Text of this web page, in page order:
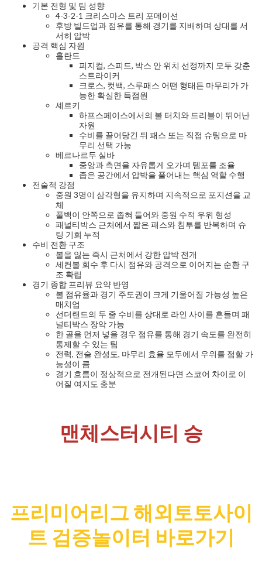
기본 전형 및 팀 성향
4-3-2-1 크리스마스 트리 포메이션
후방 빌드업과 점유를 통해 경기를 지배하며 상대를 서
서히 압박
공격 핵심 자원
홀란드
피지컬, 스피드, 박스 안 위치 선정까지 모두 갖춘
스트라이커
크로스, 컷백, 스루패스 어떤 형태든 마무리가 가
능한 확실한 득점원
셰르키
하프스페이스에서의 볼 터치와 드리블이 뛰어난
자원
수비를 끌어당긴 뒤 패스 또는 직접 슈팅으로 마
무리 선택 가능
베르나르두 실바
중앙과 측면을 자유롭게 오가며 템포를 조율
좁은 공간에서 압박을 풀어내는 핵심 역할 수행
전술적 강점
중원 3명이 삼각형을 유지하며 지속적으로 포지션을 교
체
풀백이 안쪽으로 좁혀 들어와 중원 수적 우위 형성
패널티박스 근처에서 짧은 패스와 침투를 반복하며 슈
팅 기회 누적
수비 전환 구조
볼을 잃는 즉시 근처에서 강한 압박 전개
세컨볼 회수 후 다시 점유와 공격으로 이어지는 순환 구
조 확립
경기 종합 프리뷰 요약 반영
볼 점유율과 경기 주도권이 크게 기울어질 가능성 높은
매치업
선더랜드의 두 줄 수비를 상대로 라인 사이를 흔들며 패
널티박스 장악 가능
한 골을 먼저 넣을 경우 점유를 통해 경기 속도를 완전히
통제할 수 있는 팀
전력, 전술 완성도, 마무리 효율 모두에서 우위를 점할 가
능성이 큼
경기 흐름이 정상적으로 전개된다면 스코어 차이로 이
어질 여지도 충분
맨체스터시티 승
프리미어리그 해외토토사이
트 검증놀이터 바로가기